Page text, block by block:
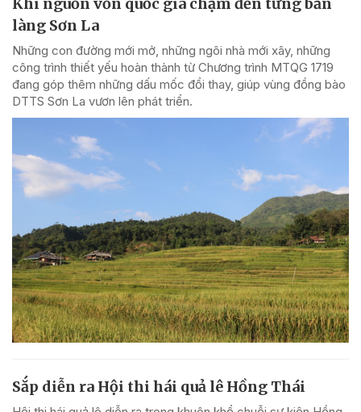
làng Sơn La
Những con đường mới mở, những ngôi nhà mới xây, những
công trình thiết yếu hoàn thành từ Chương trình MTQG 1719
đang góp thêm những dấu mốc đổi thay, giúp vùng đồng bào
DTTS Sơn La vươn lên phát triển.
Sắp diễn ra Hội thi hái quả lê Hồng Thái